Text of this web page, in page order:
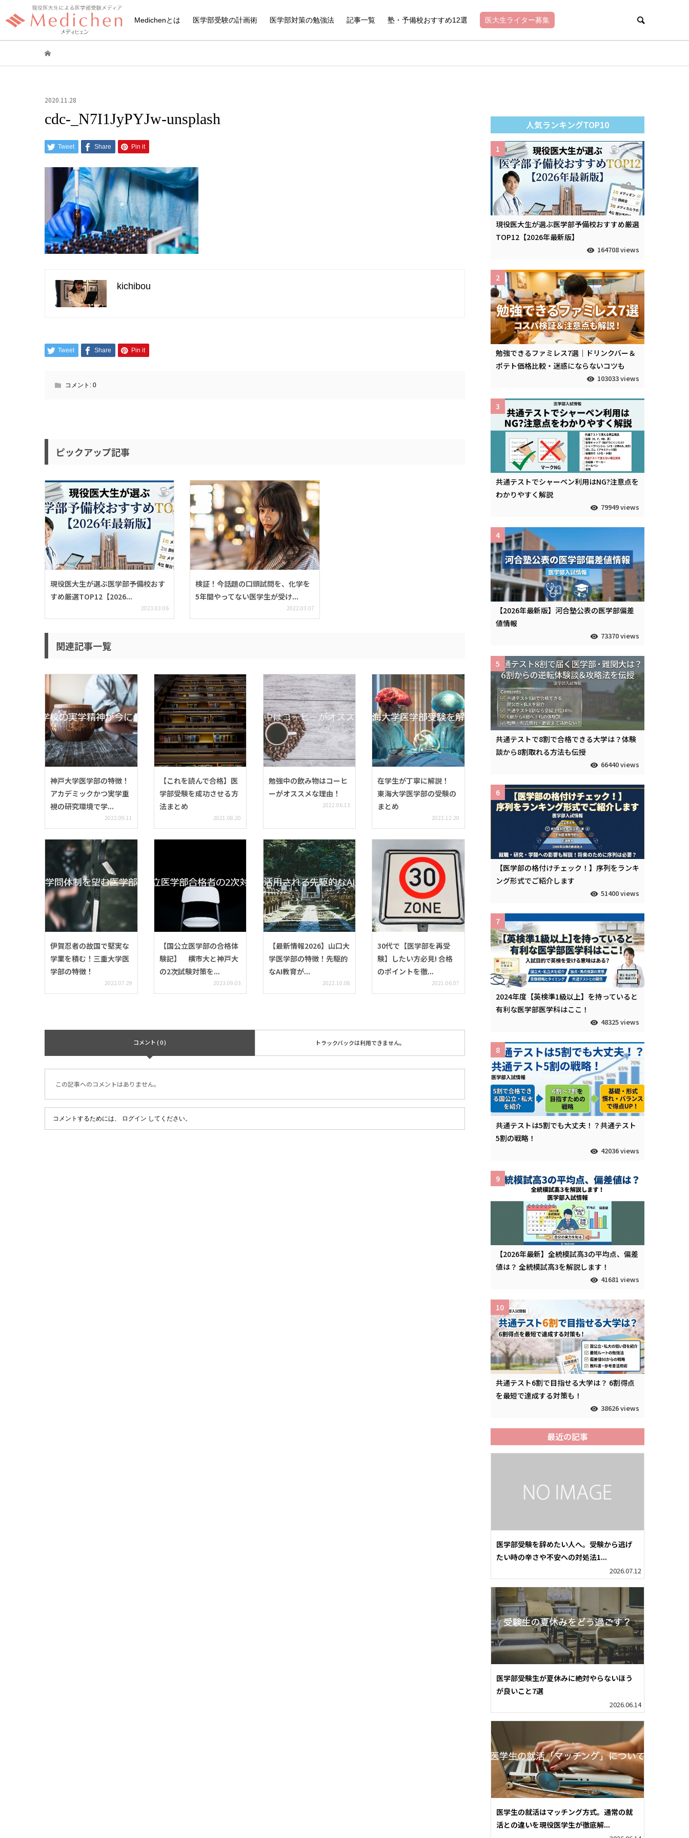
Medichenとは 医学部受験の計画術 医学部対策の勉強法 記事一覧 塾・予備校おすすめ12選 医大生ライター募集
2020.11.28
cdc-_N7I1JyPYJw-unsplash
Tweet Share Pin it
kichibou
Tweet Share Pin it
コメント: 0
ピックアップ記事
現役医大生が選ぶ医学部予備校おす
すめ厳選TOP12【2026...
2023.03.06
検証！今話題の口頭試問を、化学を
5年間やってない医学生が受け...
2022.03.07
関連記事一覧
神戸大学医学部の特徴！
アカデミックかつ実学重
視の研究環境で学...
2022.09.11
【これを読んで合格】医
学部受験を成功させる方
法まとめ
2021.08.20
勉強中の飲み物はコーヒ
ーがオススメな理由！
2022.06.13
在学生が丁寧に解説！
東海大学医学部の受験の
まとめ
2022.12.20
伊賀忍者の故国で堅実な
学業を積む！三重大学医
学部の特徴！
2022.07.29
【国公立医学部の合格体
験記】 横市大と神戸大
の2次試験対策を...
2023.09.03
【最新情報2026】山口大
学医学部の特徴！先駆的
なAI教育が...
2022.10.08
30代で【医学部を再受
験】したい方必見! 合格
のポイントを徹...
2021.06.07
コメント ( 0 ) トラックバックは利用できません。
この記事へのコメントはありません。
コメントするためには、 ログイン してください。
人気ランキングTOP10
現役医大生が選ぶ医学部予備校おすすめ厳選
TOP12【2026年最新版】
164708 views
1
勉強できるファミレス7選｜ドリンクバー＆
ポテト価格比較・迷惑にならないコツも
103033 views
2
共通テストでシャーペン利用はNG?注意点を
わかりやすく解説
79949 views
3
【2026年最新版】河合塾公表の医学部偏差
値情報
73370 views
4
共通テストで8割で合格できる大学は？体験
談から8割取れる方法も伝授
66440 views
5
【医学部の格付けチェック！】序列をランキ
ング形式でご紹介します
51400 views
6
2024年度【英検準1級以上】を持っていると
有利な医学部医学科はここ！
48325 views
7
共通テストは5割でも大丈夫！？共通テスト
5割の戦略！
42036 views
8
【2026年最新】全統模試高3の平均点、偏差
値は？ 全統模試高3を解説します！
41681 views
9
共通テスト6割で目指せる大学は？ 6割得点
を最短で達成する対策も！
38626 views
10
最近の記事
医学部受験を辞めたい人へ。受験から逃げ
たい時の辛さや不安への対処法1...
2026.07.12
医学部受験生が夏休みに絶対やらないほう
が良いこと7選
2026.06.14
医学生の就活はマッチング方式。通常の就
活との違いを現役医学生が徹底解...